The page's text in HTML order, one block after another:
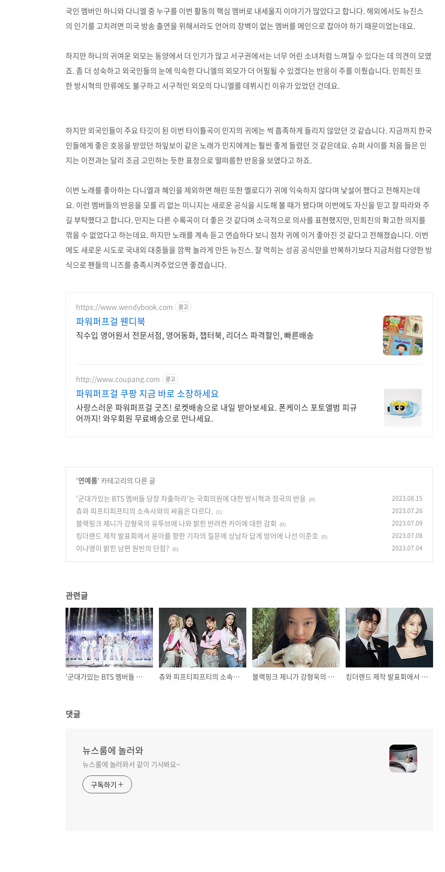
국인 멤버인 하니와 다니엘 중 누구를 이번 활동의 핵심 멤버로 내세울지 이야기가 많았다고 합니다. 해외에서도 뉴진스
의 인기를 고치려면 미국 방송 출연을 위해서라도 언어의 장벽이 없는 멤버를 메인으로 잡아야 하기 때문이었는데요.
하지만 하니의 귀여운 외모는 동양에서 더 인기가 많고 서구권에서는 너무 어린 소녀처럼 느껴질 수 있다는 데 의견이 모였
죠. 좀 더 성숙하고 외국인들의 눈에 익숙한 다니엘의 외모가 더 어필될 수 있겠다는 반응이 주를 이뤘습니다. 민희진 또
한 방시혁의 만류에도 불구하고 서구적인 외모의 다니엘를 데뷔시킨 이유가 있었던 건데요.
하지만 외국인들이 주요 타깃이 된 이번 타이틀곡이 민지의 귀에는 썩 흡족하게 들리지 않았던 것 같습니다. 지금까지 한국
인들에게 좋은 호응을 받았던 하잎보이 같은 노래가 민지에게는 훨씬 좋게 들렸던 것 같은데요. 슈퍼 샤이를 처음 들은 민
지는 이전과는 달리 조금 고민하는 듯한 표정으로 떨떠름한 반응을 보였다고 하죠.
이번 노래를 좋아하는 다니엘과 혜인을 제외하면 해린 또한 멜로디가 귀에 익숙하지 않다며 낯설어 했다고 전해지는데
요. 이런 멤버들의 반응을 모를 리 없는 미니지는 새로운 공식을 시도해 볼 때가 됐다며 이번에도 자신을 믿고 잘 따라와 주
길 부탁했다고 합니다. 민지는 다른 수록곡이 더 좋은 것 같다며 소극적으로 의사를 표현했지만, 민희진의 확고한 의지를
꺾을 수 없었다고 하는데요. 하지만 노래를 계속 듣고 연습하다 보니 점차 귀에 이거 좋아진 것 같다고 전해졌습니다. 이번
에도 새로운 시도로 국내외 대중들을 깜짝 놀라게 만든 뉴진스. 잘 먹히는 성공 공식만을 반복하기보다 지금처럼 다양한 방
식으로 팬들의 니즈를 충족시켜주었으면 좋겠습니다.
https://www.wendybook.com 광고
파워퍼프걸 웬디북
직수입 영어원서 전문서점, 영어동화, 챕터북, 리더스 파격할인, 빠른배송
http://www.coupang.com 광고
파워퍼프걸 쿠팡 지금 바로 소장하세요
사랑스러운 파워퍼프걸 굿즈! 로켓배송으로 내일 받아보세요. 폰케이스 포토앨범 피규
어까지! 와우회원 무료배송으로 만나세요.
'연예룸' 카테고리의 다른 글
'군대가있는 BTS 멤버들 당장 차출하라'는 국회의원에 대한 방시혁과 정국의 반응
(0) 2023.08.15
츄와 피프티피프티의 소속사와의 싸움은 다르다. (1) 2023.07.26
블랙핑크 제니가 강형욱의 유투브에 나와 밝힌 반려켠 카이에 대한 감회 (0) 2023.07.09
킹더랜드 제작 발표회에서 윤아를 향한 기자의 질문에 상남자 답게 방어에 나선 이준호 (0) 2023.07.08
이나영이 밝힌 남편 원빈의 단점? (0) 2023.07.04
관련글
'군대가있는 BTS 멤버들 당장 차출하라'는 국회의원에 대한 방시혁과 정국의 반응 츄와 피프티피프티의 소속사와의 싸움은 다르다. 블랙핑크 제니가 강형욱의 유투브에 나와 밝힌 반려켠 카이에 대한 감회 킹더랜드 제작 발표회에서 윤아를 향한 기자의 질문에 상남자 답게 방어에 나선 이준호
댓글
뉴스룸에 놀러와
뉴스룸에 놀러와서 같이 기사봐요~
구독하기